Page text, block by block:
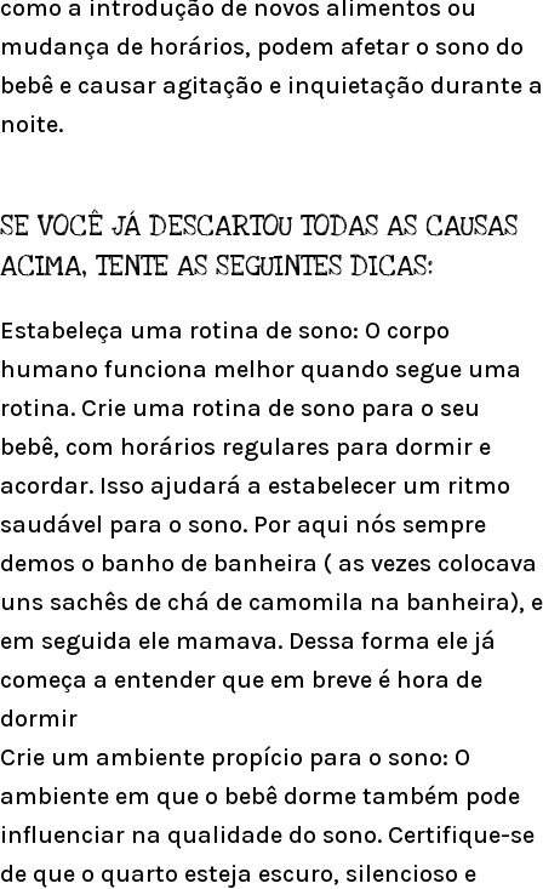
como a introdução de novos alimentos ou
mudança de horários, podem afetar o sono do
bebê e causar agitação e inquietação durante a
noite.
SE VOCÊ JÁ DESCARTOU TODAS AS CAUSAS
ACIMA, TENTE AS SEGUINTES DICAS:
Estabeleça uma rotina de sono: O corpo
humano funciona melhor quando segue uma
rotina. Crie uma rotina de sono para o seu
bebê, com horários regulares para dormir e
acordar. Isso ajudará a estabelecer um ritmo
saudável para o sono. Por aqui nós sempre
demos o banho de banheira ( as vezes colocava
uns sachês de chá de camomila na banheira), e
em seguida ele mamava. Dessa forma ele já
começa a entender que em breve é hora de
dormir
Crie um ambiente propício para o sono: O
ambiente em que o bebê dorme também pode
influenciar na qualidade do sono. Certifique-se
de que o quarto esteja escuro, silencioso e